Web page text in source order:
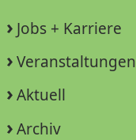
Jobs + Karriere
Veranstaltungen
Aktuell
Archiv